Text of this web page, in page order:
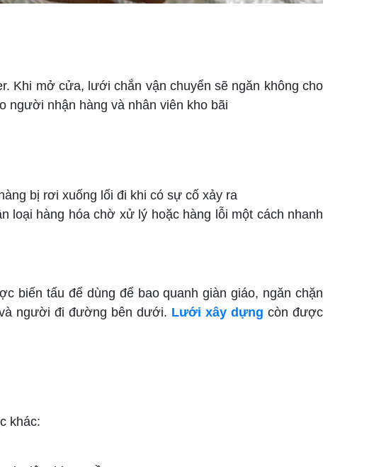
Khi mở cửa, lưới chắn vận chuyển sẽ ngăn không cho
người nhận hàng và nhân viên kho bãi
bị rơi xuống lối đi khi có sự cố xảy ra
hàng hóa chờ xử lý hoặc hàng lỗi một cách nhanh
biến tấu để dùng để bao quanh giàn giáo, ngăn chặn
người đi đường bên dưới. Lưới xây dựng còn được
khác: